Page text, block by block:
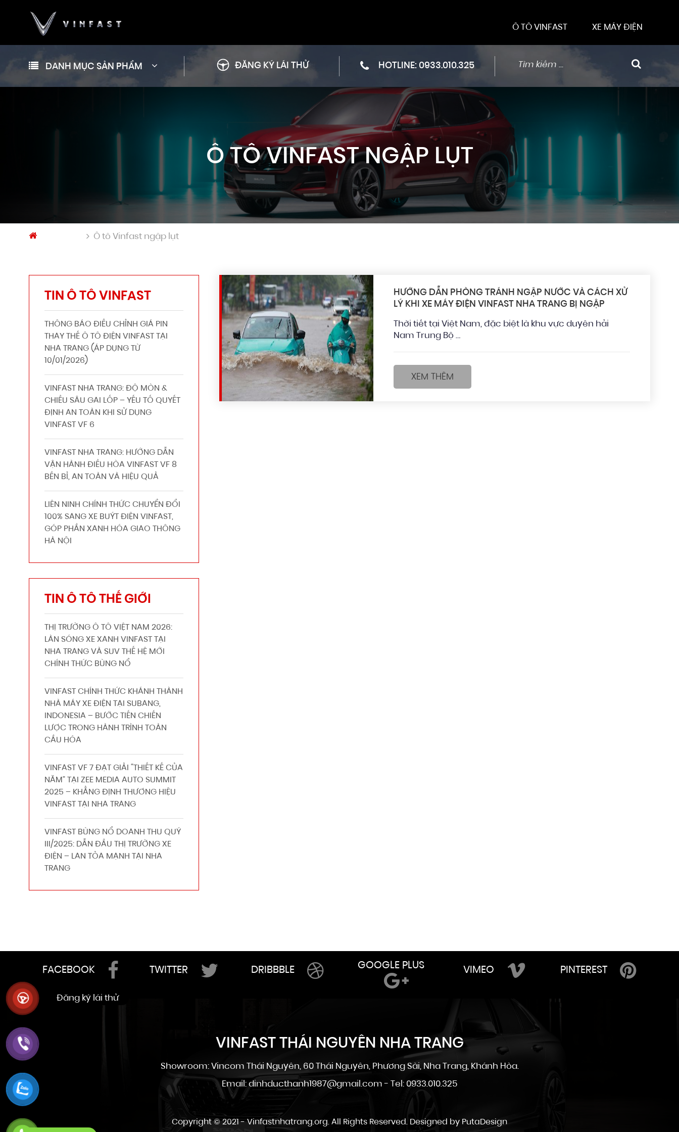
Ô TÔ VINFAST XE MÁY ĐIỆN
DANH MỤC SẢN PHẨM ĐĂNG KÝ LÁI THỬ HOTLINE:0933.010.325
Ô TÔ VINFAST NGẬP LỤT
Ô tô Vinfast ngập lụt
HƯỚNG DẪN PHÒNG TRÁNH NGẬP NƯỚC VÀ CÁCH XỬ
LÝ KHI XE MÁY ĐIỆN VINFAST NHA TRANG BỊ NGẬP
Thời tiết tại Việt Nam, đặc biệt là khu vực duyên hải
Nam Trung Bộ …
XEM THÊM
TIN Ô TÔ VINFAST
THÔNG BÁO ĐIỀU CHỈNH GIÁ PIN
THAY THẾ Ô TÔ ĐIỆN VINFAST TẠI
NHA TRANG (ÁP DỤNG TỪ
10/01/2026)
VINFAST NHA TRANG: ĐỘ MÒN &
CHIỀU SÂU GAI LỐP – YẾU TỐ QUYẾT
ĐỊNH AN TOÀN KHI SỬ DỤNG
VINFAST VF 6
VINFAST NHA TRANG: HƯỚNG DẪN
VẬN HÀNH ĐIỀU HÒA VINFAST VF 8
BỀN BỈ, AN TOÀN VÀ HIỆU QUẢ
LIÊN NINH CHÍNH THỨC CHUYỂN ĐỔI
100% SANG XE BUÝT ĐIỆN VINFAST,
GÓP PHẦN XANH HÓA GIAO THÔNG
HÀ NỘI
TIN Ô TÔ THẾ GIỚI
THỊ TRƯỜNG Ô TÔ VIỆT NAM 2026:
LÀN SÓNG XE XANH VINFAST TẠI
NHA TRANG VÀ SUV THẾ HỆ MỚI
CHÍNH THỨC BÙNG NỔ
VINFAST CHÍNH THỨC KHÁNH THÀNH
NHÀ MÁY XE ĐIỆN TẠI SUBANG,
INDONESIA – BƯỚC TIẾN CHIẾN
LƯỢC TRONG HÀNH TRÌNH TOÀN
CẦU HÓA
VINFAST VF 7 ĐẠT GIẢI “THIẾT KẾ CỦA
NĂM” TẠI ZEE MEDIA AUTO SUMMIT
2025 – KHẲNG ĐỊNH THƯƠNG HIỆU
VINFAST TẠI NHA TRANG
VINFAST BÙNG NỔ DOANH THU QUÝ
III/2025: DẪN ĐẦU THỊ TRƯỜNG XE
ĐIỆN – LAN TỎA MẠNH TẠI NHA
TRANG
FACEBOOK TWITTER DRIBBBLE GOOGLE PLUS VIMEO PINTEREST
VINFAST THÁI NGUYÊN NHA TRANG
Showroom: Vincom Thái Nguyên, 60 Thái Nguyên, Phương Sài, Nha Trang, Khánh Hòa.
Email: dinhducthanh1987@gmail.com - Tel: 0933.010.325
Copyright © 2021 -Vinfastnhatrang.org. All Rights Reserved. Designed by PutaDesign